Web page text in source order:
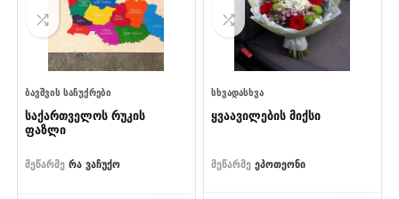
ᲑᲐᲕᲨᲕᲘᲡ ᲡᲐᲩᲣᲥᲠᲔᲑᲘ
საქართველოს რუკის
ფაზლი
მეწარმე რა ვაჩუქო
ᲡᲮᲕᲐᲓᲐᲡᲮᲕᲐ
ყვაავილების მიქსი
მეწარმე ეპოთეონი